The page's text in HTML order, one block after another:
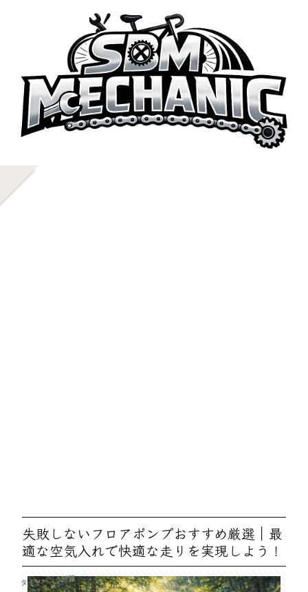
失敗しないフロアポンプおすすめ厳選｜最
適な空気入れで快適な走りを実現しよう！
タイヤパンク対策